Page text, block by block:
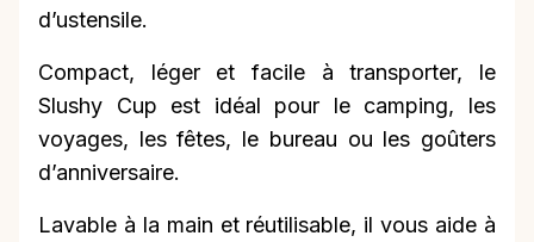
d’ustensile.
Compact, léger et facile à transporter, le
Slushy Cup est idéal pour le camping, les
voyages, les fêtes, le bureau ou les goûters
d’anniversaire.
Lavable à la main et réutilisable, il vous aide à